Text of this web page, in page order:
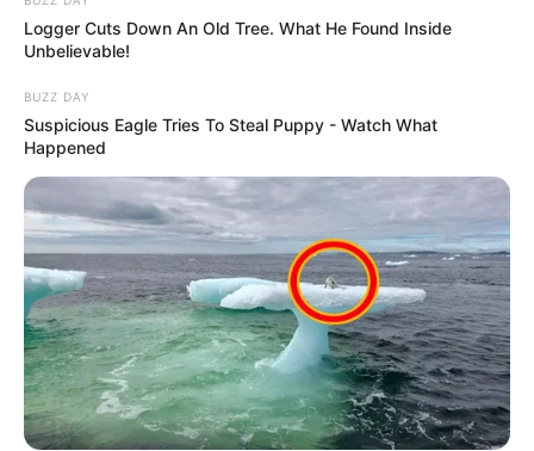
Logger Cuts Down An Old Tree. What He Found Inside
Unbelievable!
BUZZ DAY
Suspicious Eagle Tries To Steal Puppy - Watch What
Happened